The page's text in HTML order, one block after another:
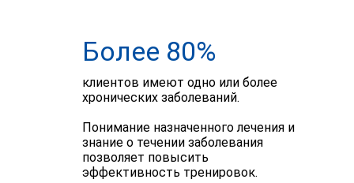
клиентов имеют одно или более
хронических заболеваний.
Понимание назначенного лечения и
знание о течении заболевания
позволяет повысить
эффективность тренировок.
Более 80%